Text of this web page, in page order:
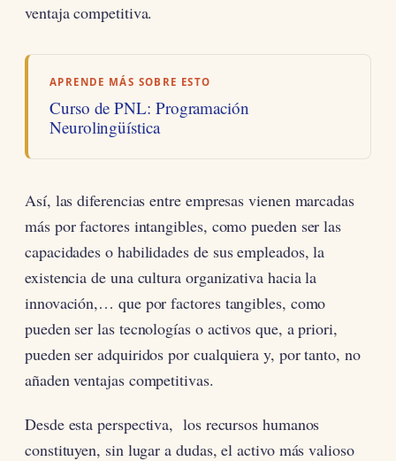
ventaja competitiva.
APRENDE MÁS SOBRE ESTO
Curso de PNL: Programación
Neurolingüística
Así, las diferencias entre empresas vienen marcadas
más por factores intangibles, como pueden ser las
capacidades o habilidades de sus empleados, la
existencia de una cultura organizativa hacia la
innovación,… que por factores tangibles, como
pueden ser las tecnologías o activos que, a priori,
pueden ser adquiridos por cualquiera y, por tanto, no
añaden ventajas competitivas.
Desde esta perspectiva, los recursos humanos
constituyen, sin lugar a dudas, el activo más valioso